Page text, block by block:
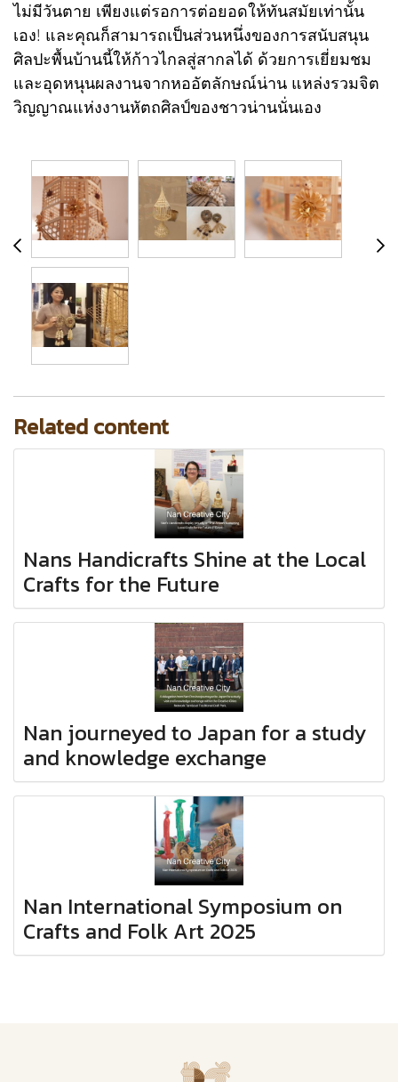
ไม่มีวันตาย เพียงแต่รอการต่อยอดให้ทันสมัยเท่านั้น
เอง! และคุณก็สามารถเป็นส่วนหนึ่งของการสนับสนุน
ศิลปะพื้นบ้านนี้ให้ก้าวไกลสู่สากลได้ ด้วยการเยี่ยมชม
และอุดหนุนผลงานจากหออัตลักษณ์น่าน แหล่งรวมจิต
วิญญาณแห่งงานหัตถศิลป์ของชาวน่านนั่นเอง
Related content
Nans Handicrafts Shine at the Local
Crafts for the Future
Nan journeyed to Japan for a study
and knowledge exchange
Nan International Symposium on
Crafts and Folk Art 2025